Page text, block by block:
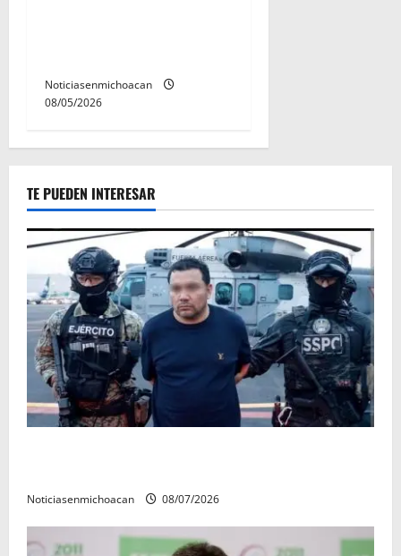
Noticiasenmichoacan
08/05/2026
TE PUEDEN INTERESAR
Noticiasenmichoacan 08/07/2026